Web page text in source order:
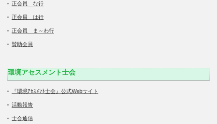
正会員 な行
正会員 は行
正会員 ま～わ行
賛助会員
環境アセスメント士会
『環境ｱｾｽﾒﾝﾄ士会』公式Webサイト
活動報告
士会通信